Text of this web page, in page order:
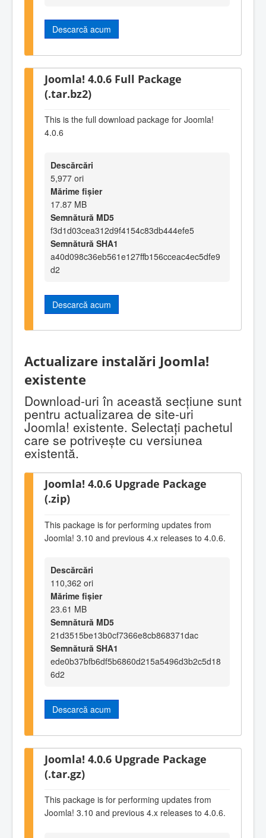
Descarcă acum
Joomla! 4.0.6 Full Package
(.tar.bz2)
This is the full download package for Joomla!
4.0.6
Descărcări
5,977 ori
Mărime fișier
17.87 MB
Semnătură MD5
f3d1d03cea312d9f4154c83db444efe5
Semnătură SHA1
a40d098c36eb561e127ffb156cceac4ec5dfe9
d2
Descarcă acum
Actualizare instalări Joomla!
existente
Download-uri în această secţiune sunt
pentru actualizarea de site-uri
Joomla! existente. Selectaţi pachetul
care se potriveşte cu versiunea
existentă.
Joomla! 4.0.6 Upgrade Package
(.zip)
This package is for performing updates from
Joomla! 3.10 and previous 4.x releases to 4.0.6.
Descărcări
110,362 ori
Mărime fișier
23.61 MB
Semnătură MD5
21d3515be13b0cf7366e8cb868371dac
Semnătură SHA1
ede0b37bfb6df5b6860d215a5496d3b2c5d18
6d2
Descarcă acum
Joomla! 4.0.6 Upgrade Package
(.tar.gz)
This package is for performing updates from
Joomla! 3.10 and previous 4.x releases to 4.0.6.